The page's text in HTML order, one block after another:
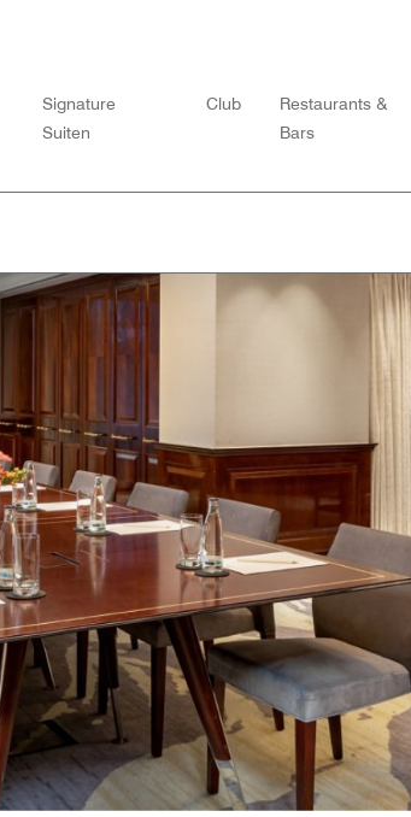
Signature
Suiten
Club
Restaurants &
Bars